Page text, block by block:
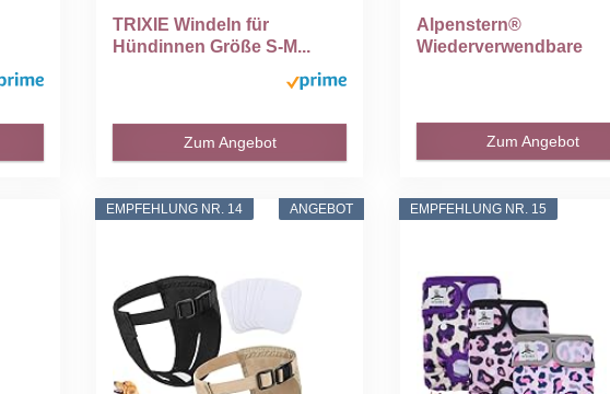
TRIXIE Windeln für
Hündinnen Größe S-M...
Zum Angebot
Alpenstern®
Wiederverwendbare
Zum Angebot
ANGEBOT
EMPFEHLUNG NR. 14 EMPFEHLUNG NR. 15